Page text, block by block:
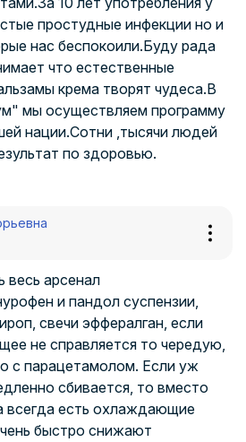
простудные инфекции но и
нас беспокоили.Буду рада
что естественные
крема творят чудеса.В
мы осуществляем программу
нации.Сотни ,тысячи людей
по здоровью.
весь арсенал
и пандол суспензии,
свечи эффералган, если
не справляется то чередую,
с парацетамолом. Если уж
сбивается, то вместо
всегда есть охлаждающие
быстро снижают